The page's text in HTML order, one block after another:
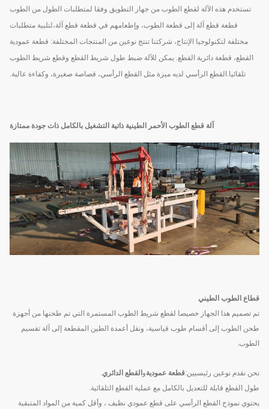
تستخدم هذه الآلة لقطع الطوب من جهاز التطويق وفقا لمتطلبات الطول من الطوب
قطعة قطع آلة إلى قطعة الطوب، وإطعامهم في قطعة قطع آلة،لتلبية متطلبات
مختلفة لتكنولوجيا الإنتاج، شركتنا تنتج نوعين من المنتجات المختلفة: قطعة عمودية
القطع، قطعة دائرية القطع. يمكن للآلة ضبط طول شريط القطع وقطع شريط الطوب
تلقائيا.القطع الرأسي لديه ميزة مثل القطع الرأسي، قصاصة صغيرة، وكفاءة عالية.
آلة قطع الطوب الأحمر الطينية ذاتية التشغيل بالكامل ذات جودة ممتازة
قطاع الطوب الطيني
تم تصميم هذا الجهاز خصيصا لقطع شريط الطوب المستمرة التي تم طحنها من أجهزة
طحن الطوب إلى أقسام طوب قياسية، ونقل أعمدة الطين المقطعة إلى آلة تقسيم
الطوب.
نحن نقدم نوعين رئيسيين:قطعة عموديةوالقطع الدائري
طول القطع قابلة للتعديل بالكامل مع عملية القطع التلقائية.
يحتوي نموذج القطع الرأسي على قطع عمودي نظيف ، وأقل كمية من المواد المتبقية